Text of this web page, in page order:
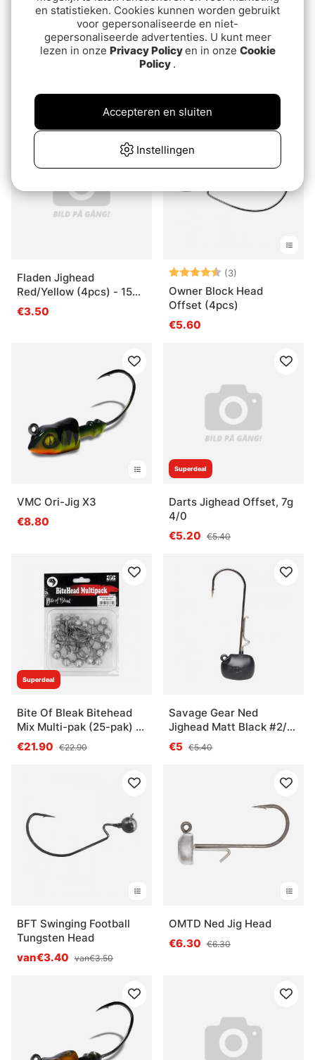
Z-Man Finesse Shroomz
Z-man OG Mushroom
Blue
Fladen Jighead
Red/Yellow (4pcs) - 15g,
4/0
€3.50
Beoordeling:
(3)
Owner Block Head
Offset (4pcs)
€5.60
VMC Ori-Jig X3
€8.80
Superdeal
Darts Jighead Offset, 7g
4/0
€5.20 €5.40
Superdeal
Bite Of Bleak Bitehead
Mix Multi-pak (25-pak) -
5/0
€21.90 €22.90
Savage Gear Ned
Jighead Matt Black #2/0
12g (3-pak)
€5 €5.40
BFT Swinging Football
Tungsten Head
van€3.40 van€3.50
OMTD Ned Jig Head
€6.30 €6.30
en statistieken. Cookies kunnen worden gebruikt
voor gepersonaliseerde en niet-
gepersonaliseerde advertenties. U kunt meer
lezen in onze Privacy Policyen in onze Cookie
Policy .
Instellingen
Accepteren en sluiten